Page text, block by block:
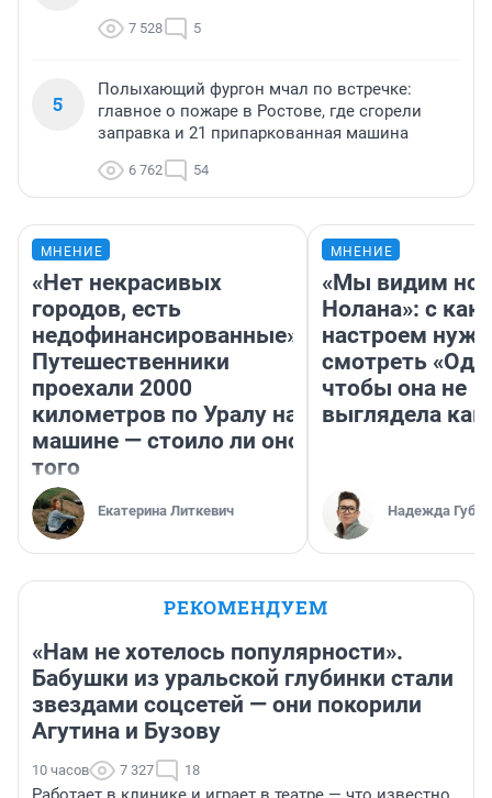
7 528 5
5
Полыхающий фургон мчал по встречке:
главное о пожаре в Ростове, где сгорели
заправка и 21 припаркованная машина
6 762 54
МНЕНИЕ
«Нет некрасивых
городов, есть
недофинансированные».
Путешественники
проехали 2000
километров по Уралу на
машине — стоило ли оно
того
Екатерина Литкевич
МНЕНИЕ
«Мы видим
Нолана»: с
настроем
смотреть
чтобы она не
выглядела как
Надежда
РЕКОМЕНДУЕМ
«Нам не хотелось популярности».
Бабушки из уральской глубинки стали
звездами соцсетей — они покорили
Агутина и Бузову
10 часов 7 327 18